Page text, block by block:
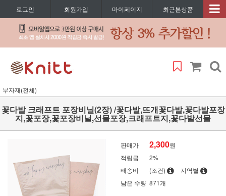
로그인 회원가입 마이페이지 최근본상품
부자재(전체)
꽃다발 크래프트 포장비닐(2장) /꽃다발,뜨개꽃다발,꽃다발포장
지,꽃포장,꽃포장비닐,선물포장,크래프트지,꽃다발선물
판매가 2,300원
적립금
2%
배송비
(조건)
지역별
남은 수량 871개